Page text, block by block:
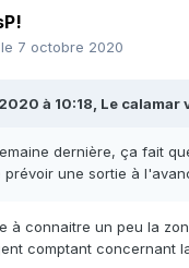
le 7 octobre 2020
à 10:18, Le calamar
dernière, ça fait
prévoir une sortie à
à connaitre un peu la
comptant concernant